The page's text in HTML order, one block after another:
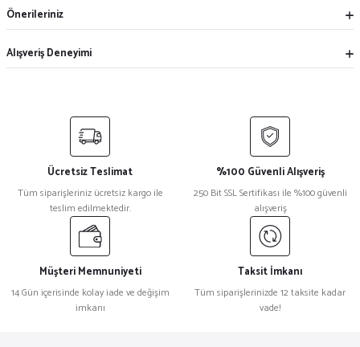
Önerileriniz
Alışveriş Deneyimi
Ücretsiz Teslimat
Tüm siparişleriniz ücretsiz kargo ile
teslim edilmektedir.
%100 Güvenli Alışveriş
250 Bit SSL Sertifikası ile %100 güvenli
alışveriş
Müşteri Memnuniyeti
14 Gün içerisinde kolay iade ve değişim
imkanı
Taksit İmkanı
Tüm siparişlerinizde 12 taksite kadar
vade!